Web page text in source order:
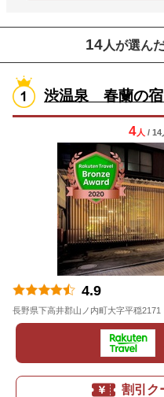
14人が選ん
渋温泉 春蘭の
4人 / 14
4.9
長野県下高井郡山ノ内町大字平穏2171
割引ク